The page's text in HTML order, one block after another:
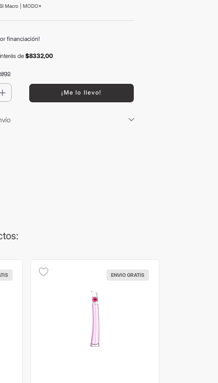
Macro | MODO*
financiación!
de $8332,00
¡Me lo llevo!
ENVIO GRATIS